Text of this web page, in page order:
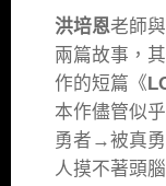
洪培恩老師
兩篇故事，
作的短篇《
本作儘管似
勇者→被真
人摸不著頭